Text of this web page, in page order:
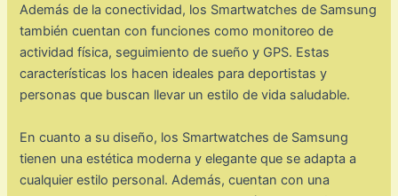
Además de la conectividad, los Smartwatches de Samsung
también cuentan con funciones como monitoreo de
actividad física, seguimiento de sueño y GPS. Estas
características los hacen ideales para deportistas y
personas que buscan llevar un estilo de vida saludable.
En cuanto a su diseño, los Smartwatches de Samsung
tienen una estética moderna y elegante que se adapta a
cualquier estilo personal. Además, cuentan con una